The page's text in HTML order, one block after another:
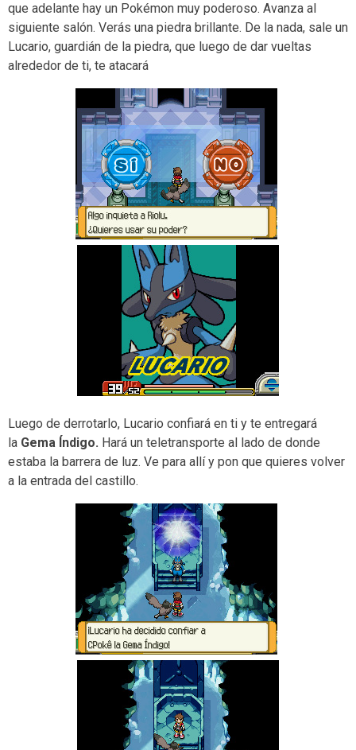
que adelante hay un Pokémon muy poderoso. Avanza al
siguiente salón. Verás una piedra brillante. De la nada, sale un
Lucario, guardián de la piedra, que luego de dar vueltas
alrededor de ti, te atacará
Luego de derrotarlo, Lucario confiará en ti y te entregará
la Gema Índigo. Hará un teletransporte al lado de donde
estaba la barrera de luz. Ve para allí y pon que quieres volver
a la entrada del castillo.